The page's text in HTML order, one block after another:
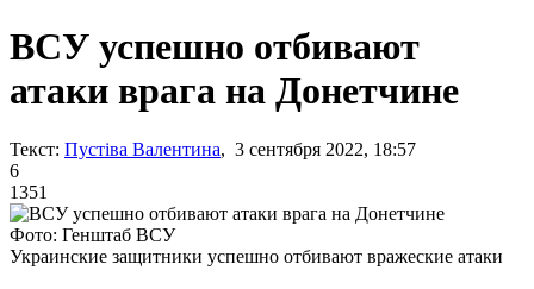
ВСУ успешно отбивают
атаки врага на Донетчине
Текст: Пустіва Валентина, 3 сентября 2022, 18:57
6
1351
Фото: Генштаб ВСУ
Украинские защитники успешно отбивают вражеские атаки